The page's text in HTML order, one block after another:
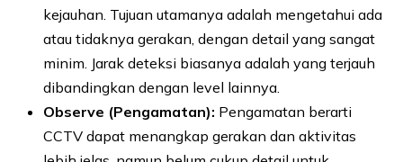
kejauhan. Tujuan utamanya adalah mengetahui ada
atau tidaknya gerakan, dengan detail yang sangat
minim. Jarak deteksi biasanya adalah yang terjauh
dibandingkan dengan level lainnya.
Observe (Pengamatan): Pengamatan berarti
CCTV dapat menangkap gerakan dan aktivitas